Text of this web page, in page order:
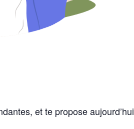
et te propose aujourd’hui